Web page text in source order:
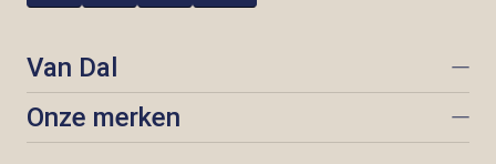
Van Dal
Onze merken